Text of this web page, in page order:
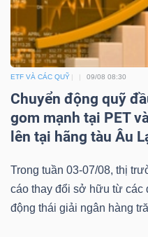
ETF VÀ CÁC QUỸ 09/08 08:30
Chuyển động quỹ
gom mạnh tại PET
lên tại hãng tàu Âu
Trong tuần 03-07/08, thị
cáo thay đổi sở hữu từ các
động thái giải ngân hàng
liệu
tài
chính